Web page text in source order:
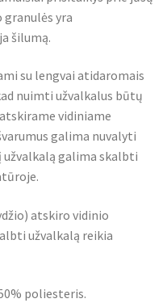
yra
šilumą.
su lengvai atidaromais
nuimti užvalkalus būtų
vidiniame
galima nuvalyti
galima skalbti
atskiro vidinio
užvalkalą reikia
poliesteris.